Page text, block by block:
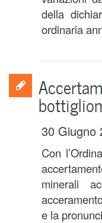
della
ordinaria
30 Giugno
Con
minerali
e la